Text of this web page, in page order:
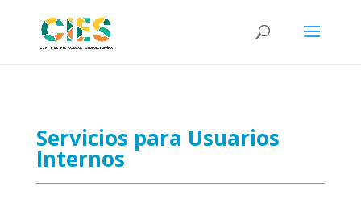
Servicios para Usuarios
Internos